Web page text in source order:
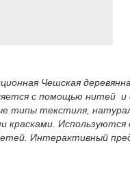
Чешская
с помощью нитей и
типы текстиля,
красками.
Интерактивный